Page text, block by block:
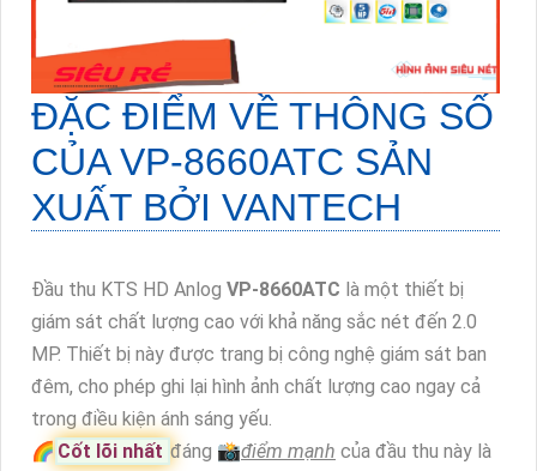
ĐẶC ĐIỂM VỀ THÔNG SỐ
CỦAVP-8660ATC SẢN
XUẤT BỞI VANTECH
Đầu thu KTS HD Anlog VP-8660ATC là một thiết bị
giám sát chất lượng cao với khả năng sắc nét đến 2.0
MP. Thiết bị này được trang bị công nghệ giám sát ban
đêm, cho phép ghi lại hình ảnh chất lượng cao ngay cả
trong điều kiện ánh sáng yếu.
🌈 Cốt lõi nhất đáng 📸điểm mạnh của đầu thu này là